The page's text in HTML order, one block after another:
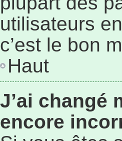
utilisateurs
c’est le bon
Haut
J’ai changé
encore